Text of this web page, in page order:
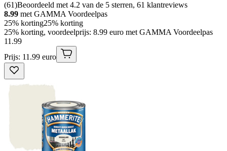
(61)Beoordeeld met 4.2 van de 5 sterren, 61 klantreviews
8.99 met GAMMA Voordeelpas
25% korting25% korting
25% korting, voordeelprijs: 8.99 euro met GAMMA Voordeelpas
11.99
Prijs: 11.99 euro